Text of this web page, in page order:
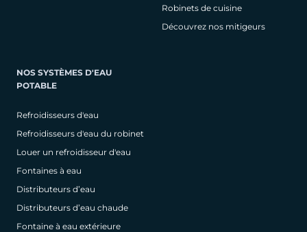
Robinets de cuisine
Découvrez nos mitigeurs
NOS SYSTÈMES D'EAU
POTABLE
Refroidisseurs d'eau
Refroidisseurs d'eau du robinet
Louer un refroidisseur d'eau
Fontaines à eau
Distributeurs d’eau
Distributeurs d’eau chaude
Fontaine à eau extérieure